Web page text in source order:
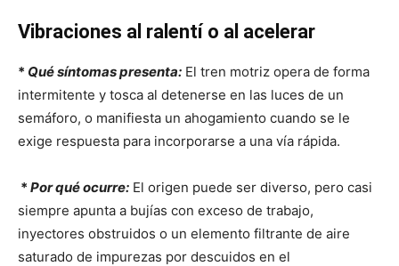
Vibraciones al ralentí o al acelerar
* Qué síntomas presenta: El tren motriz opera de forma
intermitente y tosca al detenerse en las luces de un
semáforo, o manifiesta un ahogamiento cuando se le
exige respuesta para incorporarse a una vía rápida.
* Por qué ocurre: El origen puede ser diverso, pero casi
siempre apunta a bujías con exceso de trabajo,
inyectores obstruidos o un elemento filtrante de aire
saturado de impurezas por descuidos en el